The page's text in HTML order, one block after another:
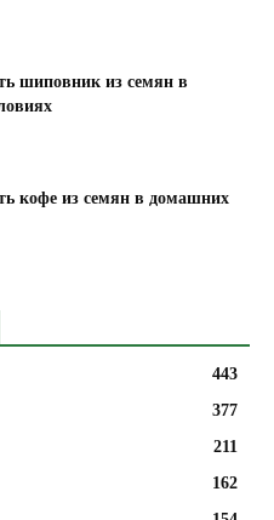
шиповник из семян в
кофе из семян в домашних
443
377
211
162